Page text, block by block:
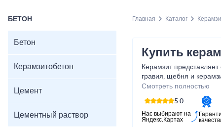
БЕТОН
Бетон
Керамзитобетон
Цемент
Цементный раствор
Главная Каталог
Купить
Керамзит
гравия, щебня и
отличается по фракции
Смотреть полностью
5.0
Нас выбирают на
Яндекс.Картах